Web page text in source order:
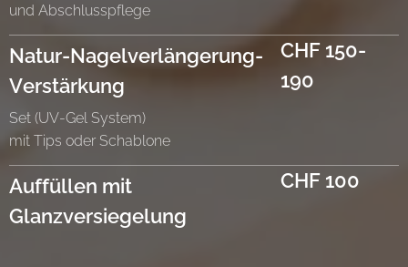
und Abschlusspflege
Natur-Nagelverlängerung-
Verstärkung
Set (UV-Gel System)
mit Tips oder Schablone
CHF 150-
190
Auffüllen mit
Glanzversiegelung
CHF 100